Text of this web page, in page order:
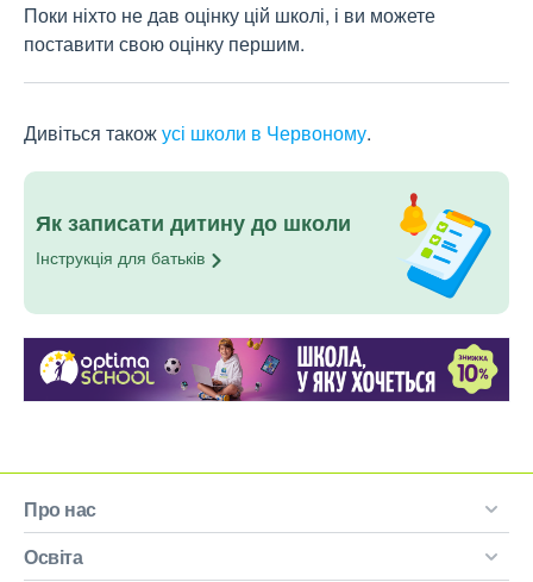
Поки ніхто не дав оцінку цій школі, і ви можете
поставити свою оцінку першим.
Дивіться такожусі школи в Червоному.
Як записати дитину до школи
Інструкція для батьків
Про нас
Освіта